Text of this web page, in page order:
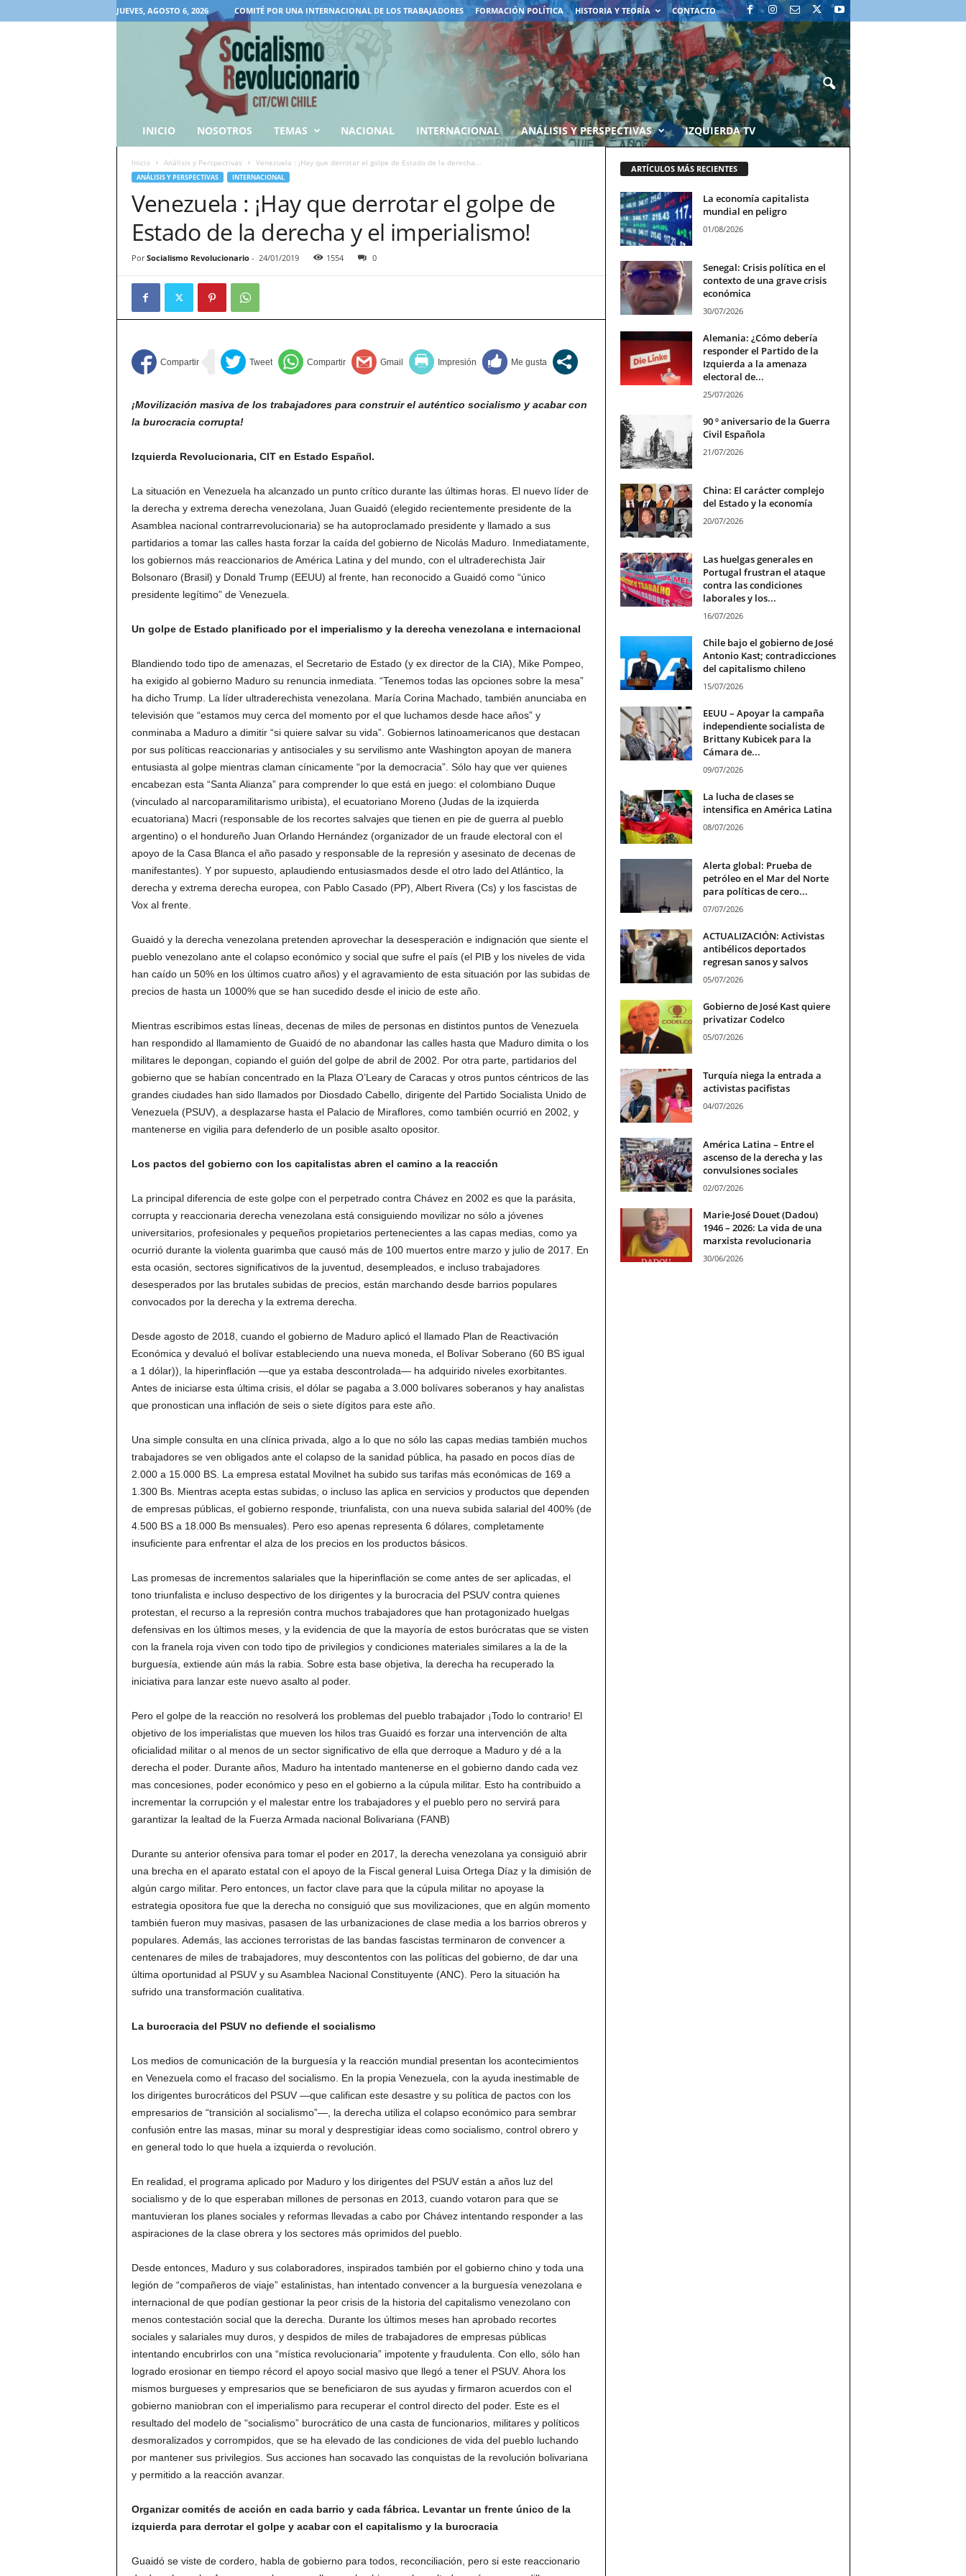
JUEVES, AGOSTO 6, 2026 COMITÉ POR UNA INTERNACIONAL DE LOS TRABAJADORES FORMACIÓN POLÍTICA HISTORIA Y TEORÍA CONTACTO
INICIO NOSOTROS TEMAS NACIONAL INTERNACIONAL ANÁLISIS Y PERSPECTIVAS IZQUIERDA TV
Inicio Análisis y Perspectivas Venezuela : ¡Hay que derrotar el golpe de Estado de la derecha...
ANÁLISIS Y PERSPECTIVAS INTERNACIONAL
Venezuela : ¡Hay que derrotar el golpe de
Estado de la derecha y el imperialismo!
Por Socialismo Revolucionario- 24/01/2019 1554 0
¡Movilización masiva de los trabajadores para construir el auténtico socialismo y acabar con
la burocracia corrupta!
Izquierda Revolucionaria, CIT en Estado Español.
La situación en Venezuela ha alcanzado un punto crítico durante las últimas horas. El nuevo líder de
la derecha y extrema derecha venezolana, Juan Guaidó (elegido recientemente presidente de la
Asamblea nacional contrarrevolucionaria) se ha autoproclamado presidente y llamado a sus
partidarios a tomar las calles hasta forzar la caída del gobierno de Nicolás Maduro. Inmediatamente,
los gobiernos más reaccionarios de América Latina y del mundo, con el ultraderechista Jair
Bolsonaro (Brasil) y Donald Trump (EEUU) al frente, han reconocido a Guaidó como “único
presidente legítimo” de Venezuela.
Un golpe de Estado planificado por el imperialismo y la derecha venezolana e internacional
Blandiendo todo tipo de amenazas, el Secretario de Estado (y ex director de la CIA), Mike Pompeo,
ha exigido al gobierno Maduro su renuncia inmediata. “Tenemos todas las opciones sobre la mesa”
ha dicho Trump. La líder ultraderechista venezolana. María Corina Machado, también anunciaba en
televisión que “estamos muy cerca del momento por el que luchamos desde hace años” y
conminaba a Maduro a dimitir “si quiere salvar su vida”. Gobiernos latinoamericanos que destacan
por sus políticas reaccionarias y antisociales y su servilismo ante Washington apoyan de manera
entusiasta al golpe mientras claman cínicamente “por la democracia”. Sólo hay que ver quienes
encabezan esta “Santa Alianza” para comprender lo que está en juego: el colombiano Duque
(vinculado al narcoparamilitarismo uribista), el ecuatoriano Moreno (Judas de la izquierda
ecuatoriana) Macri (responsable de los recortes salvajes que tienen en pie de guerra al pueblo
argentino) o el hondureño Juan Orlando Hernández (organizador de un fraude electoral con el
apoyo de la Casa Blanca el año pasado y responsable de la represión y asesinato de decenas de
manifestantes). Y por supuesto, aplaudiendo entusiasmados desde el otro lado del Atlántico, la
derecha y extrema derecha europea, con Pablo Casado (PP), Albert Rivera (Cs) y los fascistas de
Vox al frente.
Guaidó y la derecha venezolana pretenden aprovechar la desesperación e indignación que siente el
pueblo venezolano ante el colapso económico y social que sufre el país (el PIB y los niveles de vida
han caído un 50% en los últimos cuatro años) y el agravamiento de esta situación por las subidas de
precios de hasta un 1000% que se han sucedido desde el inicio de este año.
Mientras escribimos estas líneas, decenas de miles de personas en distintos puntos de Venezuela
han respondido al llamamiento de Guaidó de no abandonar las calles hasta que Maduro dimita o los
militares le depongan, copiando el guión del golpe de abril de 2002. Por otra parte, partidarios del
gobierno que se habían concentrado en la Plaza O’Leary de Caracas y otros puntos céntricos de las
grandes ciudades han sido llamados por Diosdado Cabello, dirigente del Partido Socialista Unido de
Venezuela (PSUV), a desplazarse hasta el Palacio de Miraflores, como también ocurrió en 2002, y
mantenerse en vigilia para defenderlo de un posible asalto opositor.
Los pactos del gobierno con los capitalistas abren el camino a la reacción
La principal diferencia de este golpe con el perpetrado contra Chávez en 2002 es que la parásita,
corrupta y reaccionaria derecha venezolana está consiguiendo movilizar no sólo a jóvenes
universitarios, profesionales y pequeños propietarios pertenecientes a las capas medias, como ya
ocurrió durante la violenta guarimba que causó más de 100 muertos entre marzo y julio de 2017. En
esta ocasión, sectores significativos de la juventud, desempleados, e incluso trabajadores
desesperados por las brutales subidas de precios, están marchando desde barrios populares
convocados por la derecha y la extrema derecha.
Desde agosto de 2018, cuando el gobierno de Maduro aplicó el llamado Plan de Reactivación
Económica y devaluó el bolívar estableciendo una nueva moneda, el Bolívar Soberano (60 BS igual
a 1 dólar)), la hiperinflación —que ya estaba descontrolada— ha adquirido niveles exorbitantes.
Antes de iniciarse esta última crisis, el dólar se pagaba a 3.000 bolívares soberanos y hay analistas
que pronostican una inflación de seis o siete dígitos para este año.
Una simple consulta en una clínica privada, algo a lo que no sólo las capas medias también muchos
trabajadores se ven obligados ante el colapso de la sanidad pública, ha pasado en pocos días de
2.000 a 15.000 BS. La empresa estatal Movilnet ha subido sus tarifas más económicas de 169 a
1.300 Bs. Mientras acepta estas subidas, o incluso las aplica en servicios y productos que dependen
de empresas públicas, el gobierno responde, triunfalista, con una nueva subida salarial del 400% (de
4.500 BS a 18.000 Bs mensuales). Pero eso apenas representa 6 dólares, completamente
insuficiente para enfrentar el alza de los precios en los productos básicos.
Las promesas de incrementos salariales que la hiperinflación se come antes de ser aplicadas, el
tono triunfalista e incluso despectivo de los dirigentes y la burocracia del PSUV contra quienes
protestan, el recurso a la represión contra muchos trabajadores que han protagonizado huelgas
defensivas en los últimos meses, y la evidencia de que la mayoría de estos burócratas que se visten
con la franela roja viven con todo tipo de privilegios y condiciones materiales similares a la de la
burguesía, extiende aún más la rabia. Sobre esta base objetiva, la derecha ha recuperado la
iniciativa para lanzar este nuevo asalto al poder.
Pero el golpe de la reacción no resolverá los problemas del pueblo trabajador ¡Todo lo contrario! El
objetivo de los imperialistas que mueven los hilos tras Guaidó es forzar una intervención de alta
oficialidad militar o al menos de un sector significativo de ella que derroque a Maduro y dé a la
derecha el poder. Durante años, Maduro ha intentado mantenerse en el gobierno dando cada vez
mas concesiones, poder económico y peso en el gobierno a la cúpula militar. Esto ha contribuido a
incrementar la corrupción y el malestar entre los trabajadores y el pueblo pero no servirá para
garantizar la lealtad de la Fuerza Armada nacional Bolivariana (FANB)
Durante su anterior ofensiva para tomar el poder en 2017, la derecha venezolana ya consiguió abrir
una brecha en el aparato estatal con el apoyo de la Fiscal general Luisa Ortega Díaz y la dimisión de
algún cargo militar. Pero entonces, un factor clave para que la cúpula militar no apoyase la
estrategia opositora fue que la derecha no consiguió que sus movilizaciones, que en algún momento
también fueron muy masivas, pasasen de las urbanizaciones de clase media a los barrios obreros y
populares. Además, las acciones terroristas de las bandas fascistas terminaron de convencer a
centenares de miles de trabajadores, muy descontentos con las políticas del gobierno, de dar una
última oportunidad al PSUV y su Asamblea Nacional Constituyente (ANC). Pero la situación ha
sufrido una transformación cualitativa.
La burocracia del PSUV no defiende el socialismo
Los medios de comunicación de la burguesía y la reacción mundial presentan los acontecimientos
en Venezuela como el fracaso del socialismo. En la propia Venezuela, con la ayuda inestimable de
los dirigentes burocráticos del PSUV —que califican este desastre y su política de pactos con los
empresarios de “transición al socialismo”—, la derecha utiliza el colapso económico para sembrar
confusión entre las masas, minar su moral y desprestigiar ideas como socialismo, control obrero y
en general todo lo que huela a izquierda o revolución.
En realidad, el programa aplicado por Maduro y los dirigentes del PSUV están a años luz del
socialismo y de lo que esperaban millones de personas en 2013, cuando votaron para que se
mantuvieran los planes sociales y reformas llevadas a cabo por Chávez intentando responder a las
aspiraciones de la clase obrera y los sectores más oprimidos del pueblo.
Desde entonces, Maduro y sus colaboradores, inspirados también por el gobierno chino y toda una
legión de “compañeros de viaje” estalinistas, han intentado convencer a la burguesía venezolana e
internacional de que podían gestionar la peor crisis de la historia del capitalismo venezolano con
menos contestación social que la derecha. Durante los últimos meses han aprobado recortes
sociales y salariales muy duros, y despidos de miles de trabajadores de empresas públicas
intentando encubrirlos con una “mística revolucionaria” impotente y fraudulenta. Con ello, sólo han
logrado erosionar en tiempo récord el apoyo social masivo que llegó a tener el PSUV. Ahora los
mismos burgueses y empresarios que se beneficiaron de sus ayudas y firmaron acuerdos con el
gobierno maniobran con el imperialismo para recuperar el control directo del poder. Este es el
resultado del modelo de “socialismo” burocrático de una casta de funcionarios, militares y políticos
desmoralizados y corrompidos, que se ha elevado de las condiciones de vida del pueblo luchando
por mantener sus privilegios. Sus acciones han socavado las conquistas de la revolución bolivariana
y permitido a la reacción avanzar.
Organizar comités de acción en cada barrio y cada fábrica. Levantar un frente único de la
izquierda para derrotar el golpe y acabar con el capitalismo y la burocracia
Guaidó se viste de cordero, habla de gobierno para todos, reconciliación, pero si este reaccionario
ARTÍCULOS MÁS RECIENTES
La economía capitalista
mundial en peligro
01/08/2026
Senegal: Crisis política en el
contexto de una grave crisis
económica
30/07/2026
Alemania: ¿Cómo debería
responder el Partido de la
Izquierda a la amenaza
electoral de...
25/07/2026
90 º aniversario de la Guerra
Civil Española
21/07/2026
China: El carácter complejo
del Estado y la economía
20/07/2026
Las huelgas generales en
Portugal frustran el ataque
contra las condiciones
laborales y los...
16/07/2026
Chile bajo el gobierno de José
Antonio Kast; contradicciones
del capitalismo chileno
15/07/2026
EEUU – Apoyar la campaña
independiente socialista de
Brittany Kubicek para la
Cámara de...
09/07/2026
La lucha de clases se
intensifica en América Latina
08/07/2026
Alerta global: Prueba de
petróleo en el Mar del Norte
para políticas de cero...
07/07/2026
ACTUALIZACIÓN: Activistas
antibélicos deportados
regresan sanos y salvos
05/07/2026
Gobierno de José Kast quiere
privatizar Codelco
05/07/2026
Turquía niega la entrada a
activistas pacifistas
04/07/2026
América Latina – Entre el
ascenso de la derecha y las
convulsiones sociales
02/07/2026
Marie-José Douet (Dadou)
1946 – 2026: La vida de una
marxista revolucionaria
30/06/2026